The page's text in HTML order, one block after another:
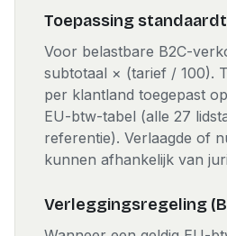
Toepassing
Voor belastbare B2C-
subtotaal × (tarief / 100).
per klantland toegepast
EU-btw-tabel (alle 27
referentie). Verlaagde of
kunnen afhankelijk van
Verleggingsregeling